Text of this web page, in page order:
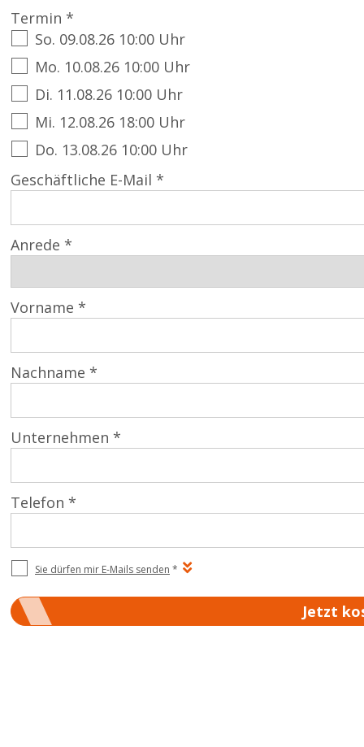
Termin *
So. 09.08.26 10:00 Uhr
Mo. 10.08.26 10:00 Uhr
Di. 11.08.26 10:00 Uhr
Mi. 12.08.26 18:00 Uhr
Do. 13.08.26 10:00 Uhr
Geschäftliche E-Mail *
Anrede *
Vorname *
Nachname *
Unternehmen *
Telefon *
Sie dürfen mir E-Mails senden *
Jetzt